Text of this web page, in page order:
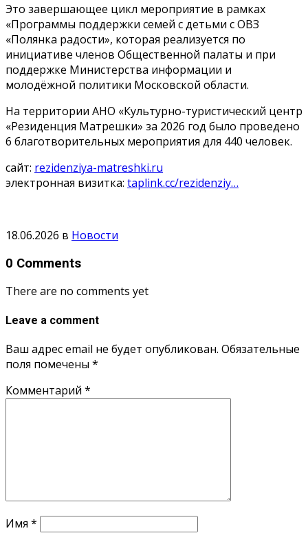
Это завершающее цикл мероприятие в рамках
«Программы поддержки семей с детьми с ОВЗ
«Полянка радости», которая реализуется по
инициативе членов Общественной палаты и при
поддержке Министерства информации и
молодёжной политики Московской области.
На территории АНО «Культурно-туристический центр
«Резиденция Матрешки» за 2026 год было проведено
6 благотворительных мероприятия для 440 человек.
сайт: rezidenziya-matreshki.ru
электронная визитка: taplink.cc/rezidenziy…
18.06.2026 в Новости
0 Comments
There are no comments yet
Leave a comment
Ваш адрес email не будет опубликован. Обязательные
поля помечены *
Комментарий *
Имя *